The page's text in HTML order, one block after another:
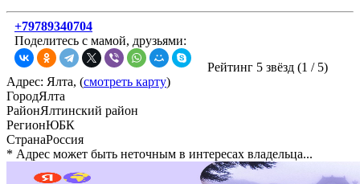
+79789340704
Поделитесь с мамой, друзьями:
Рейтинг 5 звёзд (1 / 5)
Адрес: Ялта, (смотреть карту)
ГородЯлта
РайонЯлтинский район
РегионЮБК
СтранаРоссия
* Адрес может быть неточным в интересах владельца...